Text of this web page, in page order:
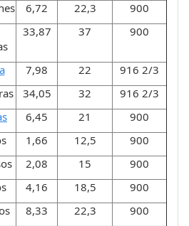
6,72 22,3 900
33,87 37 900
7,98 22
916 2/3
34,05 32
916 2/3
6,45 21
900
1,66 12,5
900
2,08 15
900
4,16 18,5
900
8,33 22,3
900